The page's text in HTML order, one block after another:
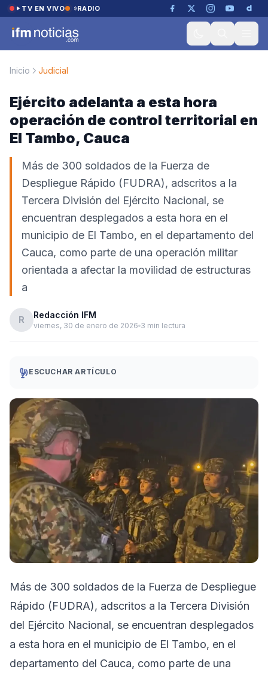
Saltar al contenido
TV EN VIVO RADIO
Inicio Judicial
Ejército adelanta a esta hora
operación de control territorial en
El Tambo, Cauca
Más de 300 soldados de la Fuerza de
Despliegue Rápido (FUDRA), adscritos a la
Tercera División del Ejército Nacional, se
encuentran desplegados a esta hora en el
municipio de El Tambo, en el departamento del
Cauca, como parte de una operación militar
orientada a afectar la movilidad de estructuras
a
R Redacción IFM
viernes, 30 de enero de 2026 3 min lectura
ESCUCHAR ARTÍCULO
Más de 300 soldados de la Fuerza de Despliegue
Rápido (FUDRA), adscritos a la Tercera División
del Ejército Nacional, se encuentran desplegados
a esta hora en el municipio de El Tambo, en el
departamento del Cauca, como parte de una